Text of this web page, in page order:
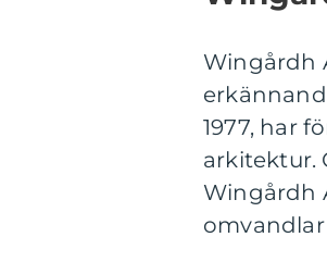
Wingårdh
1977, har
arkitektur.
Wingårdh